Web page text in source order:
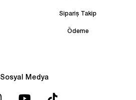
Sipariş Takip
Ödeme
Sosyal Medya